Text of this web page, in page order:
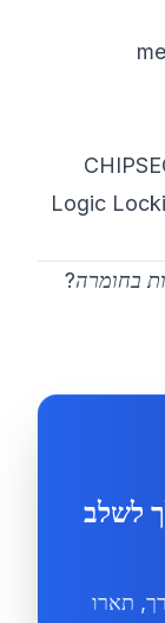
Logic
בחומרה?
לשלב
תארו